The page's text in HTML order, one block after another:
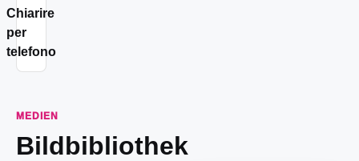
Chiarire
per
telefono
MEDIEN
Bildbibliothek